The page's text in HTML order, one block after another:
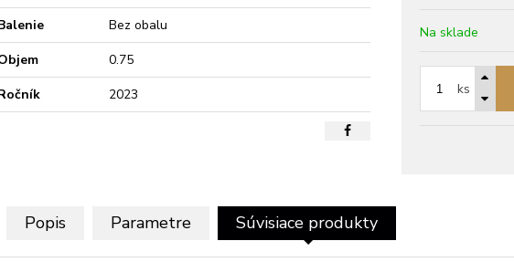
Na sklade
ks
Bez obalu
0.75
2023
Popis Parametre Súvisiace produkty